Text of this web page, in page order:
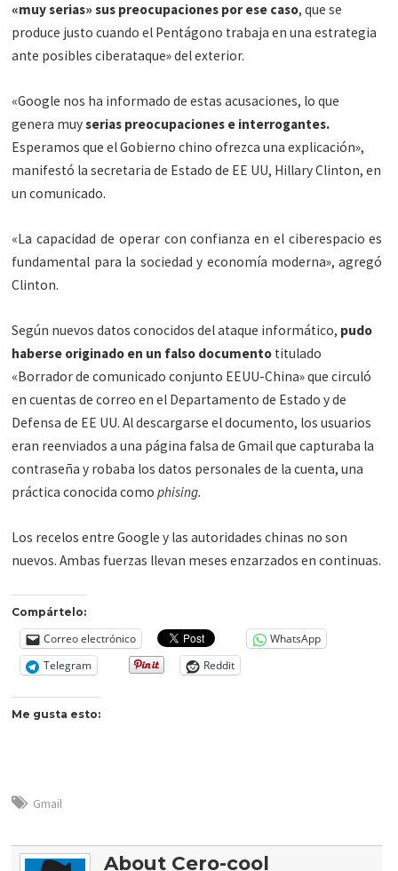
«muy serias» sus preocupaciones por ese caso, que se
produce justo cuando el Pentágono trabaja en una estrategia
ante posibles ciberataque» del exterior.
«Google nos ha informado de estas acusaciones, lo que
genera muyserias preocupaciones e interrogantes.
Esperamos que el Gobierno chino ofrezca una explicación»,
manifestó la secretaria de Estado de EE UU, Hillary Clinton, en
un comunicado.
«La capacidad de operar con confianza en el ciberespacio es
fundamental para la sociedad y economía moderna», agregó
Clinton.
Según nuevos datos conocidos del ataque informático, pudo
haberse originado en un falso documento titulado
«Borrador de comunicado conjunto EEUU-China» que circuló
en cuentas de correo en el Departamento de Estado y de
Defensa de EE UU. Al descargarse el documento, los usuarios
eran reenviados a una página falsa de Gmail que capturaba la
contraseña y robaba los datos personales de la cuenta, una
práctica conocida comophising.
Los recelos entre Google y las autoridades chinas no son
nuevos. Ambas fuerzas llevan meses enzarzados en continuas.
Compártelo:
Correo electrónico
WhatsApp
Telegram
Reddit
Me gusta esto:
Gmail
About Cero-cool